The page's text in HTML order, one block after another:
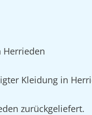
Herrieden
Kleidung in
zurückgeliefert.